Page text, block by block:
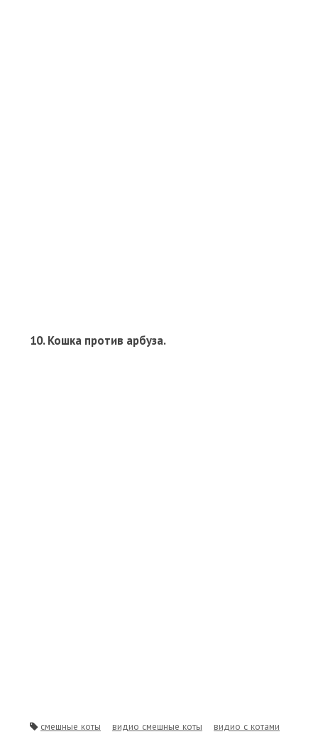
10. Кошка против арбуза.
смешные коты видио смешные коты видио с котами